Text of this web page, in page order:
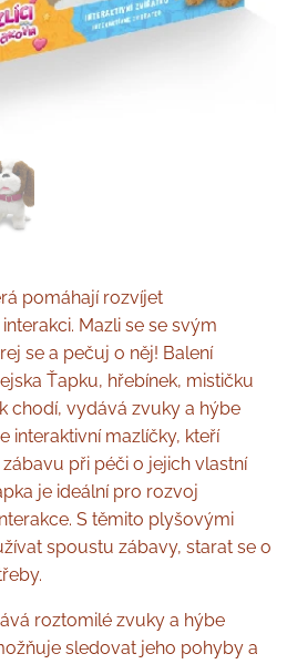
pomáhají rozvíjet
Mazli se se svým
se a pečuj o něj! Balení
Ťapku, hřebínek, mističku
chodí, vydává zvuky a hýbe
interaktivní mazlíčky, kteří
při péči o jejich vlastní
je ideální pro rozvoj
S těmito plyšovými
spoustu zábavy, starat se o
roztomilé zvuky a hýbe
sledovat jeho pohyby a